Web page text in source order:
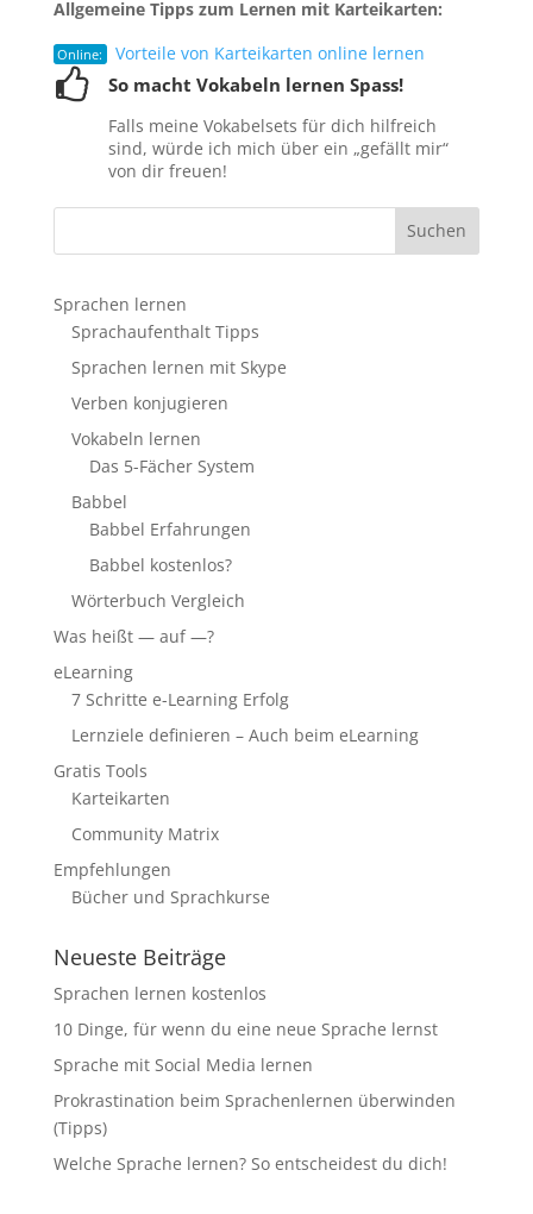
Allgemeine Tipps zum Lernen mit Karteikarten:
Online: Vorteile von Karteikarten online lernen
So macht Vokabeln lernen Spass!
Falls meine Vokabelsets für dich hilfreich
sind, würde ich mich über ein „gefällt mir“
von dir freuen!
Sprachen lernen
Sprachaufenthalt Tipps
Sprachen lernen mit Skype
Verben konjugieren
Vokabeln lernen
Das 5-Fächer System
Babbel
Babbel Erfahrungen
Babbel kostenlos?
Wörterbuch Vergleich
Was heißt — auf —?
eLearning
7 Schritte e-Learning Erfolg
Lernziele definieren – Auch beim eLearning
Gratis Tools
Karteikarten
Community Matrix
Empfehlungen
Bücher und Sprachkurse
Neueste Beiträge
Sprachen lernen kostenlos
10 Dinge, für wenn du eine neue Sprache lernst
Sprache mit Social Media lernen
Prokrastination beim Sprachenlernen überwinden
(Tipps)
Welche Sprache lernen? So entscheidest du dich!